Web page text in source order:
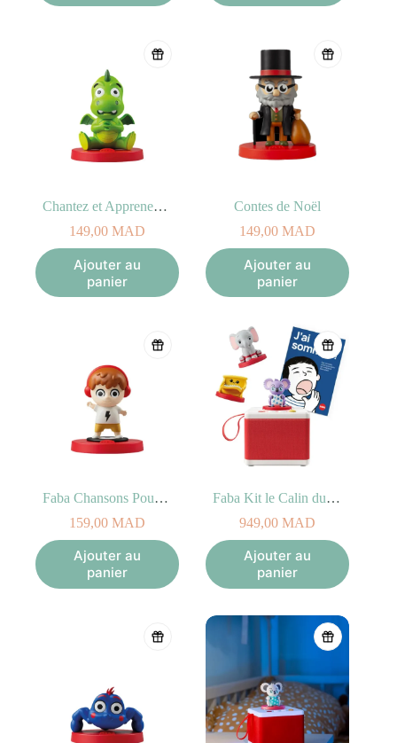
Chantez et Apprenez Avec Nous
149,00 MAD
Ajouter au
panier
Contes de Noël
149,00 MAD
Ajouter au
panier
Faba Chansons Pour Danser
159,00 MAD
Ajouter au
panier
Faba Kit le Calin du Dodo
949,00 MAD
Ajouter au
panier